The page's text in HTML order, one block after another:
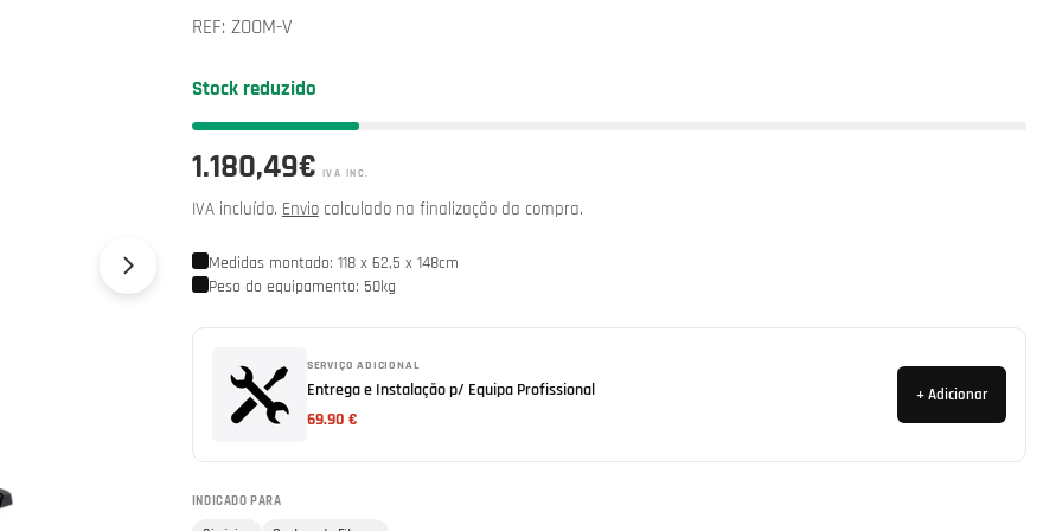
Abrir media 1 em modal
REF: ZOOM-V
Stock reduzido
Preço
normal
1.180,49€ IVA INC.
IVA incluído. Enviocalculado na finalização da compra.
Medidas montado: 118 x 62,5 x 148cm
Peso do equipamento: 50kg
SERVIÇO ADICIONAL
Entrega e Instalação p/ Equipa Profissional
69.90 €
+ Adicionar
INDICADO PARA